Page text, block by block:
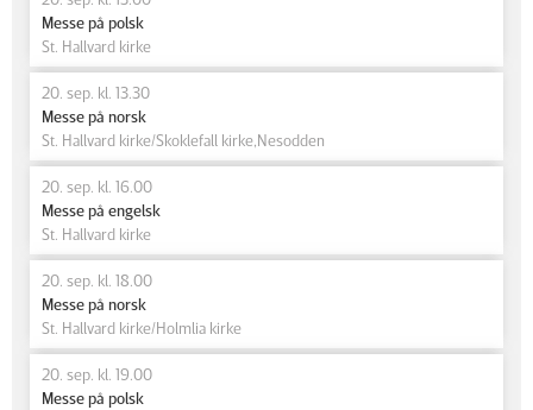
Messe på polsk
St. Hallvard kirke
20. sep. kl. 13.30
Messe på norsk
St. Hallvard kirke/Skoklefall kirke,Nesodden
20. sep. kl. 16.00
Messe på engelsk
St. Hallvard kirke
20. sep. kl. 18.00
Messe på norsk
St. Hallvard kirke/Holmlia kirke
20. sep. kl. 19.00
Messe på polsk